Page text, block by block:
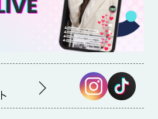
、温度管理が楽々。中野区や西武新宿
こだわりにマッチしたお部屋を探しま
屋探しをサポート致します。
トフローリング、大型ロフトを配した
部屋です。※電気・ガス指定あり 退
グ費用（１６５００円税込）がかかり